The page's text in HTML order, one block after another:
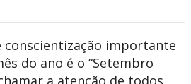
conscientização importante
do ano é o “Setembro
a atenção de todos